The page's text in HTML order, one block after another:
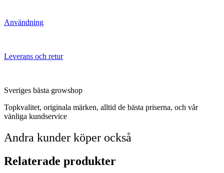
Användning
Leverans och retur
Sveriges bästa growshop
Topkvalitet, originala märken, alltid de bästa priserna, och vår
vänliga kundservice
Andra kunder köper också
Relaterade produkter